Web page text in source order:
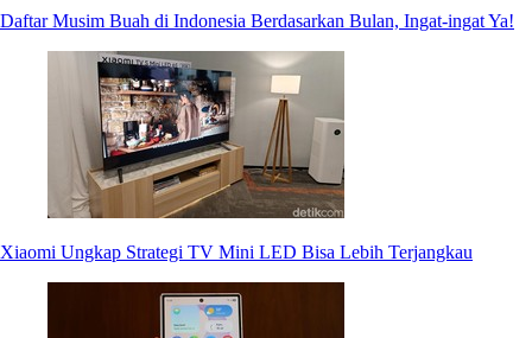
Daftar Musim Buah di Indonesia Berdasarkan Bulan, Ingat-ingat Ya!
Xiaomi Ungkap Strategi TV Mini LED Bisa Lebih Terjangkau